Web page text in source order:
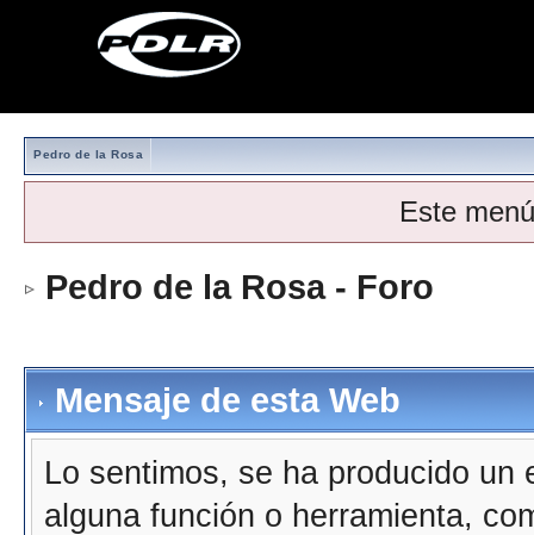
Pedro de la Rosa
Este
Pedro de la Rosa - Foro
Mensaje de esta Web
Lo sentimos, se ha producido
alguna función o herramienta,